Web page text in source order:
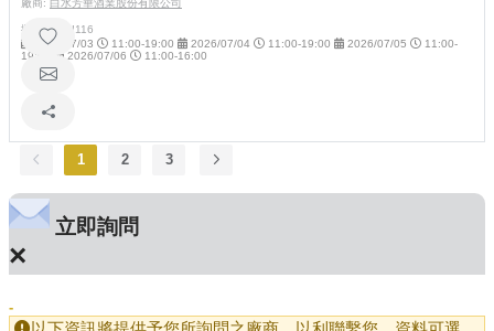
廠商: 白水芳華酒業股份有限公司
攤位號碼:
I116
2026/07/03
11:00-19:00 2026/07/04 11:00-19:00 2026/07/05
11:00-
19:00
2026/07/06 11:00-16:00
1 2 3
立即詢問
×
-